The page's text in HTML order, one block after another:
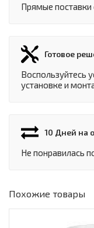
Прямые поставки
Готовое
Воспользуйтесь
установке и
10 Дней на
Не понравилась
Похожие товары